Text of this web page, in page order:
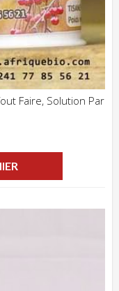
Faire, Solution Par